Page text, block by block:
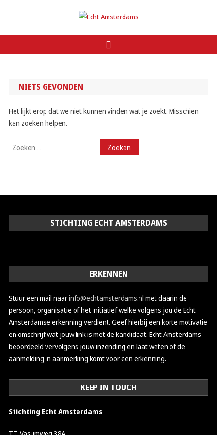
Echt Amsterdams
NIETS GEVONDEN
Het lijkt erop dat we niet kunnen vinden wat je zoekt. Misschien
kan zoeken helpen.
Zoeken
naar:
STICHTING ECHT AMSTERDAMS
ERKENNEN
Stuur een mail naarinfo@echtamsterdams.nl met daarin de
persoon, organisatie of het initiatief welke volgens jou de Echt
Amsterdamse erkenning verdient. Geef hierbij een korte motivatie
en omschrijf wat jouw link is met de kandidaat. Echt Amsterdams
beoordeeld vervolgens jouw inzending en laat weten of de
aanmelding in aanmerking komt voor een erkenning.
KEEP IN TOUCH
Stichting Echt Amsterdams